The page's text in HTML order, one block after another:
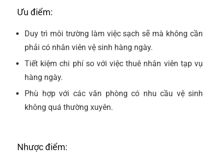
Ưu điểm:
Duy trì môi trường làm việc sạch sẽ mà không cần
phải có nhân viên vệ sinh hàng ngày.
Tiết kiệm chi phí so với việc thuê nhân viên tạp vụ
hàng ngày.
Phù hợp với các văn phòng có nhu cầu vệ sinh
không quá thường xuyên.
Nhược điểm: